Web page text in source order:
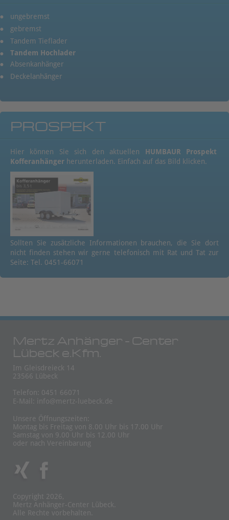
ungebremst
gebremst
Tandem Tieflader
Tandem Hochlader
Absenkanhänger
Deckelanhänger
PROSPEKT
Hier können Sie sich den aktuellen HUMBAUR Prospekt
Kofferanhänger herunterladen. Einfach auf das Bild klicken.
Sollten Sie zusätzliche Informationen brauchen, die Sie dort
nicht finden stehen wir gerne telefonisch mit Rat und Tat zur
Seite: Tel. 0451-66071
Mertz Anhänger - Center
Lübeck e.Kfm.
Im Gleisdreieck 14
23566 Lübeck
Telefon: 0451 66071
E-Mail:
info@mertz-luebeck.de
Unsere Öffnungszeiten:
Montag bis Freitag von 8.00 Uhr bis 17.00 Uhr
Samstag von 9.00 Uhr bis 12.00 Uhr
oder nach Vereinbarung
Copyright 2026,
Mertz Anhänger-Center Lübeck.
Alle Rechte vorbehalten.